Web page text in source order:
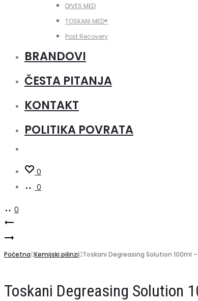
DIVES MED
TOSKANI MED®️
Post Recovery
BRANDOVI
ČESTA PITANJA
KONTAKT
POLITIKA POVRATA
0
0
0
Product
navigation
–
Solution
Toskani
TKN
Početna Kemijski pilinzi Toskani Degreasing Solution 100ml
Toskani Degreasing Solution